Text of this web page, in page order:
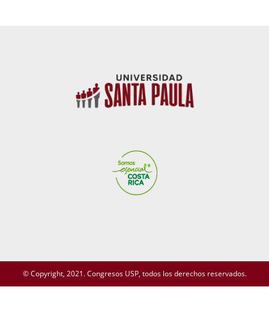
© Copyright, 2021. Congresos USP, todos los derechos reservados.